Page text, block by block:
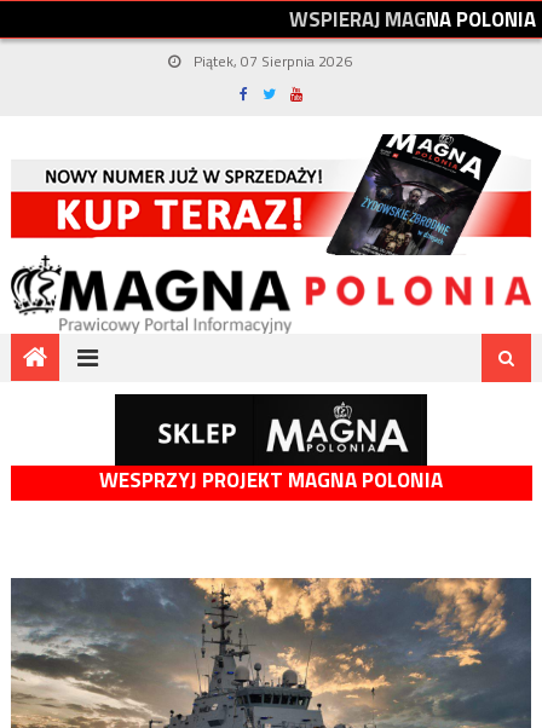
WSPIERAJMAGNAPOLONIA
Piątek, 07 Sierpnia 2026
WESPRZYJ PROJEKT MAGNA POLONIA